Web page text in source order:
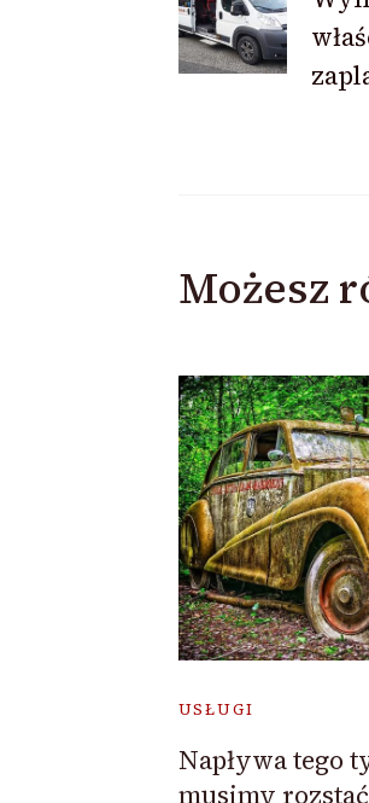
wpisu
Możesz
USŁUGI
Napływa tego
musimy